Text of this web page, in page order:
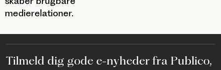
medierelationer.
Tilmeld dig gode e-nyheder fra Publico,